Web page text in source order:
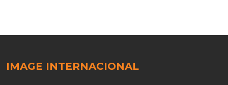
IMAGE INTERNACIONAL